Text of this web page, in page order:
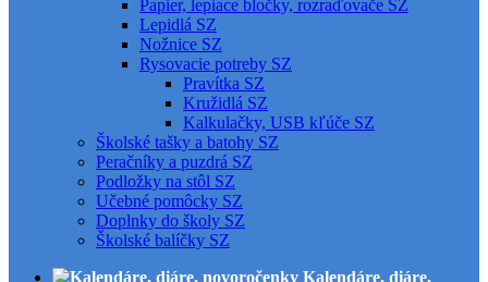
Papier, lepiace bločky, rozraďovače SZ
Lepidlá SZ
Nožnice SZ
Rysovacie potreby SZ
Pravítka SZ
Kružidlá SZ
Kalkulačky, USB kľúče SZ
Školské tašky a batohy SZ
Peračníky a puzdrá SZ
Podložky na stôl SZ
Učebné pomôcky SZ
Doplnky do školy SZ
Školské balíčky SZ
Kalendáre, diáre,